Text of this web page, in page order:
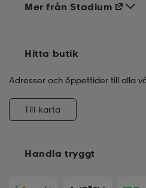
Handla tryggt
Mer från Stadium
Hitta butik
Adresser och öppettider till alla
Till karta